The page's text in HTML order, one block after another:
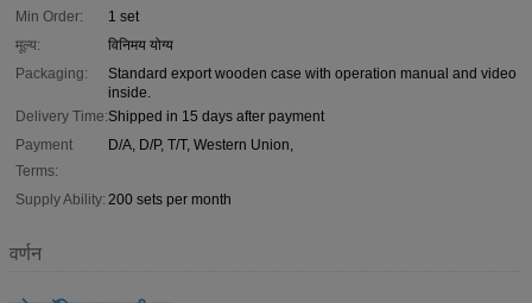
Min Order:
1 set
मूल्य:
विनिमय योग्य
Packaging:
Standard export wooden case with operation manual and video
inside.
Delivery Time:Shipped in 15 days after payment
Payment
Terms:
D/A, D/P, T/T, Western Union,
Supply Ability: 200 sets per month
वर्णन